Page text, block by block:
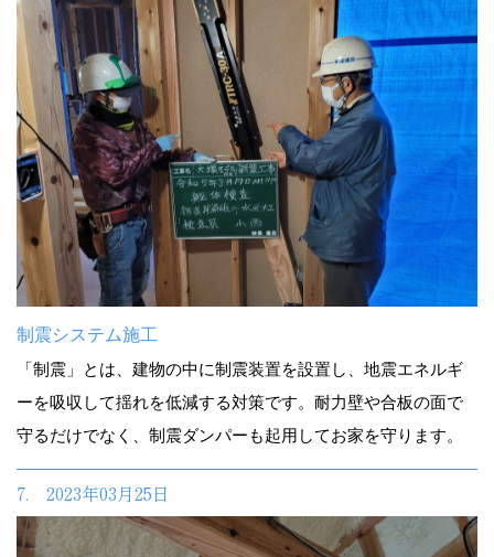
制震システム施工
「制震」とは、建物の中に制震装置を設置し、地震エネルギ
ーを吸収して揺れを低減する対策です。耐力壁や合板の面で
守るだけでなく、制震ダンパーも起用してお家を守ります。
7. 2023年03月25日